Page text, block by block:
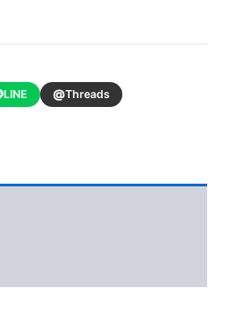
LINE @Threads